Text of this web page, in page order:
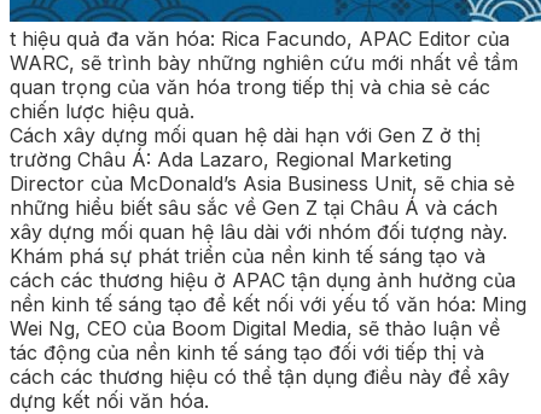
t hiệu quả đa văn hóa: Rica Facundo, APAC Editor của
WARC, sẽ trình bày những nghiên cứu mới nhất về tầm
quan trọng của văn hóa trong tiếp thị và chia sẻ các
chiến lược hiệu quả.
Cách xây dựng mối quan hệ dài hạn với Gen Z ở thị
trường Châu Á: Ada Lazaro, Regional Marketing
Director của McDonald’s Asia Business Unit, sẽ chia sẻ
những hiểu biết sâu sắc về Gen Z tại Châu Á và cách
xây dựng mối quan hệ lâu dài với nhóm đối tượng này.
Khám phá sự phát triển của nền kinh tế sáng tạo và
cách các thương hiệu ở APAC tận dụng ảnh hưởng của
nền kinh tế sáng tạo để kết nối với yếu tố văn hóa: Ming
Wei Ng, CEO của Boom Digital Media, sẽ thảo luận về
tác động của nền kinh tế sáng tạo đối với tiếp thị và
cách các thương hiệu có thể tận dụng điều này để xây
dựng kết nối văn hóa.